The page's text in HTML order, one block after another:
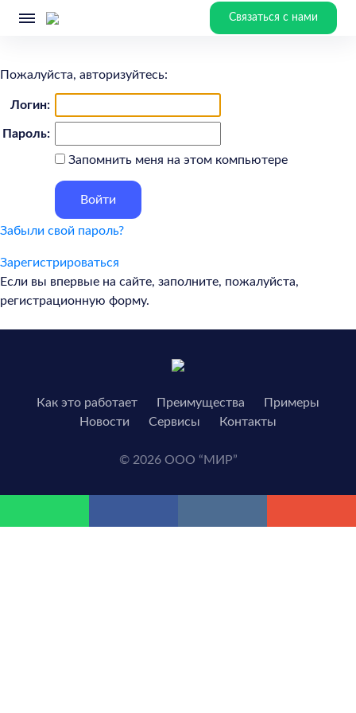
Связаться с нами
Пожалуйста, авторизуйтесь:
Логин:
Пароль:
Запомнить меня на этом компьютере
Забыли свой пароль?
Зарегистрироваться
Если вы впервые на сайте, заполните, пожалуйста,
регистрационную форму.
Как это работает Преимущества
Примеры
Новости
Сервисы Контакты
© 2026 ООО “МИР”